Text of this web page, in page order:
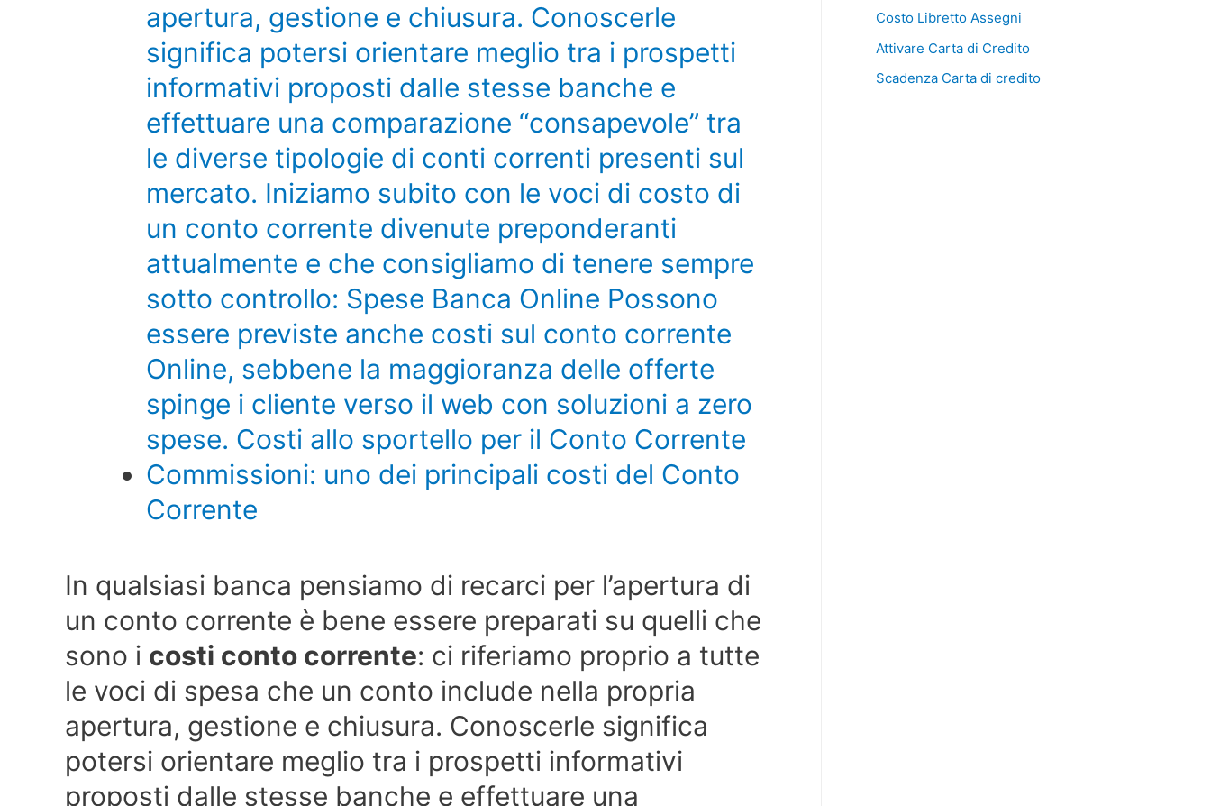
apertura, gestione e chiusura. Conoscerle
significa potersi orientare meglio tra i prospetti
informativi proposti dalle stesse banche e
effettuare una comparazione “consapevole” tra
le diverse tipologie di conti correnti presenti sul
mercato. Iniziamo subito con le voci di costo di
un conto corrente divenute preponderanti
attualmente e che consigliamo di tenere sempre
sotto controllo: Spese Banca Online Possono
essere previste anche costi sul conto corrente
Online, sebbene la maggioranza delle offerte
spinge i cliente verso il web con soluzioni a zero
spese. Costi allo sportello per il Conto Corrente
Commissioni: uno dei principali costi del Conto
Corrente
In qualsiasi banca pensiamo di recarci per l’apertura di
un conto corrente è bene essere preparati su quelli che
sono i costi conto corrente: ci riferiamo proprio a tutte
le voci di spesa che un conto include nella propria
apertura, gestione e chiusura. Conoscerle significa
potersi orientare meglio tra i prospetti informativi
proposti dalle stesse banche e effettuare una
Costo Libretto Assegni
Attivare Carta di Credito
Scadenza Carta di credito